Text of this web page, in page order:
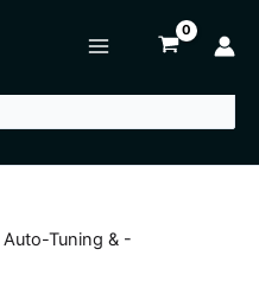
Auto-Tuning & -